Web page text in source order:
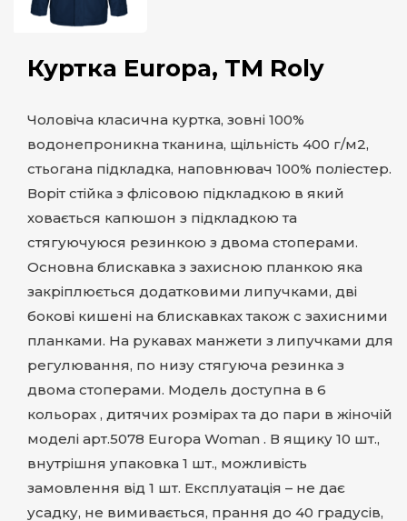
Куртка Europa, TM Roly
Чоловіча класична куртка, зовні 100%
водонепроникна тканина, щільність 400 г/м2,
стьогана підкладка, наповнювач 100% поліестер.
Воріт стійка з флісовою підкладкою в який
ховається капюшон з підкладкою та
стягуючуюся резинкою з двома стоперами.
Основна блискавка з захисною планкою яка
закріплюється додатковими липучками, дві
бокові кишені на блискавках також с захисними
планками. На рукавах манжети з липучками для
регулювання, по низу стягуюча резинка з
двома стоперами. Модель доступна в 6
кольорах , дитячих розмірах та до пари в жіночій
моделі арт.5078 Europa Woman . В ящику 10 шт.,
внутрішня упаковка 1 шт., можливість
замовлення від 1 шт. Експлуатація – не дає
усадку, не вимивається, прання до 40 градусів,